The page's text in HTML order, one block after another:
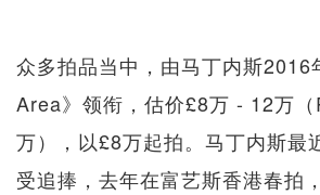
众多拍品当中，由马丁内斯2016
Area》领衔，估价£8万 - 12万
万），以£8万起拍。马丁内斯最
受追捧，去年在富艺斯香港春拍